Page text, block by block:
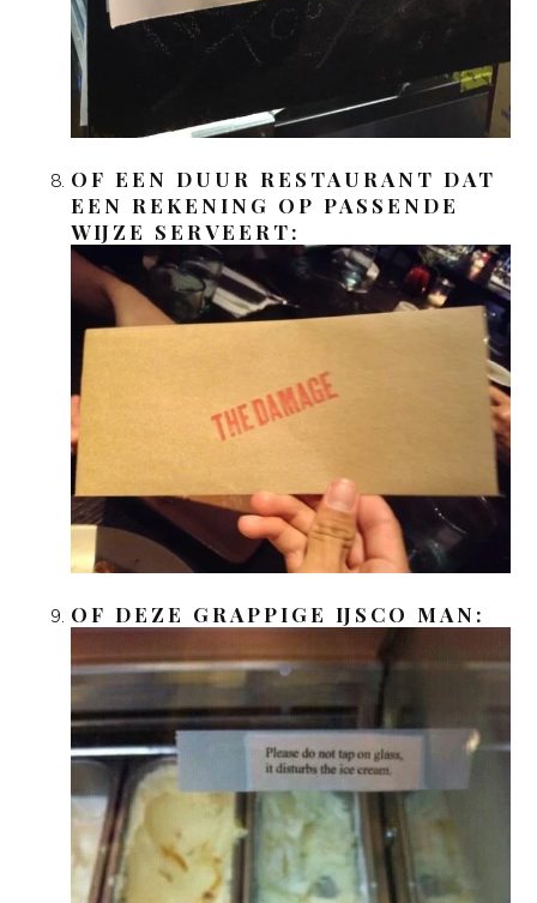
OF EEN DUUR RESTAURANT DAT
EEN REKENING OP PASSENDE
WIJZE SERVEERT:
OF DEZE GRAPPIGE IJSCO MAN: